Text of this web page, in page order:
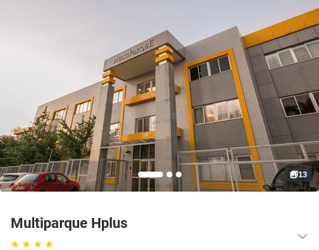
Multiparque Hplus
13